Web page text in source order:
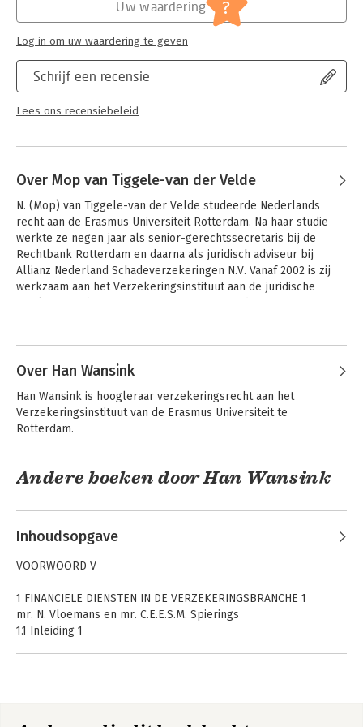
Schrijf een recensie
Lees ons recensiebeleid
Uw waardering ?
Log in om uw waardering te geven
Over Mop van Tiggele-van der Velde
N. (Mop) van Tiggele-van der Velde studeerde Nederlands
recht aan de Erasmus Universiteit Rotterdam. Na haar studie
werkte ze negen jaar als senior-gerechtssecretaris bij de
Rechtbank Rotterdam en daarna als juridisch adviseur bij
Allianz Nederland Schadeverzekeringen N.V. Vanaf 2002 is zij
werkzaam aan het Verzekeringsinstituut aan de juridische
Asser 7-IX
Verzekering
Over Han Wansink
Han Wansink is hoogleraar verzekeringsrecht aan het
Verzekeringsinstituut van de Erasmus Universiteit te
Rotterdam.
Andere boeken door Han Wansink
Inhoudsopgave
VOORWOORD V
1 FINANCIELE DIENSTEN IN DE VERZEKERINGSBRANCHE 1
mr. N. Vloemans en mr. C.E.E.S.M. Spierings
1.1 Inleiding 1